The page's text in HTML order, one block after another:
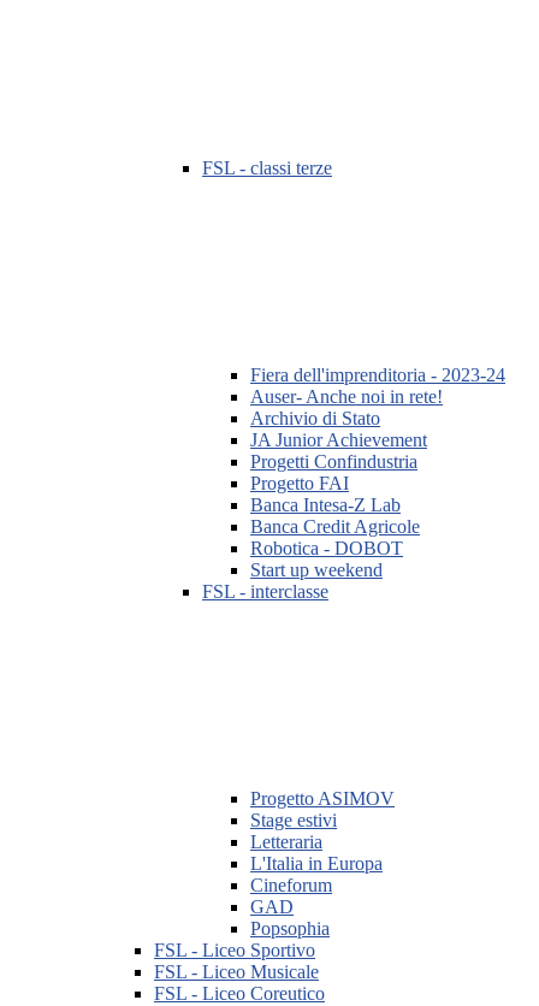
FSL - classi terze
Fiera dell'imprenditoria - 2023-24
Auser- Anche noi in rete!
Archivio di Stato
JA Junior Achievement
Progetti Confindustria
Progetto FAI
Banca Intesa-Z Lab
Banca Credit Agricole
Robotica - DOBOT
Start up weekend
FSL - interclasse
Progetto ASIMOV
Stage estivi
Letteraria
L'Italia in Europa
Cineforum
GAD
Popsophia
FSL - Liceo Sportivo
FSL - Liceo Musicale
FSL - Liceo Coreutico